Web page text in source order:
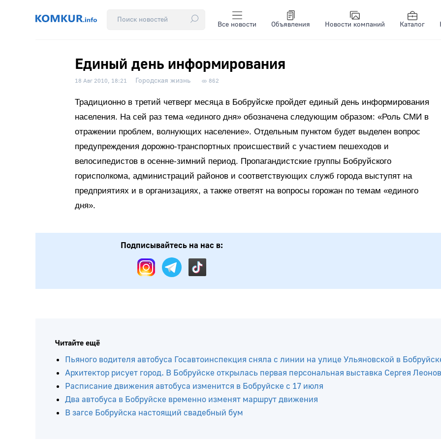
Все новости Объявления Новости компаний Каталог
Единый день информирования
18 Авг 2010, 18:21 Городская жизнь 862
Традиционно в третий четверг месяца в Бобруйске пройдет единый день информирования
населения. На сей раз тема «единого дня» обозначена следующим образом: «Роль СМИ в
отражении проблем, волнующих население». Отдельным пунктом будет выделен вопрос
предупреждения дорожно-транспортных происшествий с участием пешеходов и
велосипедистов в осенне-зимний период. Пропагандистские группы Бобруйского
горисполкома, администраций районов и соответствующих служб города выступят на
предприятиях и в организациях, а также ответят на вопросы горожан по темам «единого
дня».
Подписывайтесь на нас в:
Читайте ещё
Пьяного водителя автобуса Госавтоинспекция сняла с линии на улице Ульяновской в
Архитектор рисует город. В Бобруйске открылась первая персональная выставка Сергея
Расписание движения автобуса изменится в Бобруйске с 17 июля
Два автобуса в Бобруйске временно изменят маршрут движения
В загсе Бобруйска настоящий свадебный бум